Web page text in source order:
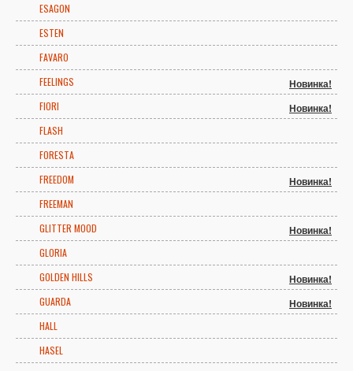
ESAGON
ESTEN
FAVARO
FEELINGS
Новинка!
FIORI Новинка!
FLASH
FORESTA
FREEDOM
Новинка!
FREEMAN
GLITTER MOOD
Новинка!
GLORIA
GOLDEN HILLS
Новинка!
GUARDA Новинка!
HALL
HASEL